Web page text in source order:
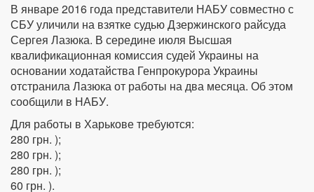
В январе 2016 года представители НАБУ совместно с
СБУ уличили на взятке судью Дзержинского райсуда
Сергея Лазюка. В середине июля Высшая
квалификационная комиссия судей Украины на
основании ходатайства Генпрокурора Украины
отстранила Лазюка от работы на два месяца. Об этом
сообщили в НАБУ.
Для работы в Харькове требуются:
280 грн. );
280 грн. );
280 грн. );
60 грн. ).